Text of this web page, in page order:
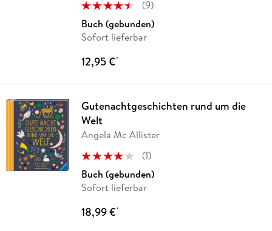
(9)
Buch (gebunden)
Sofort lieferbar
12,95 €*
Gutenachtgeschichten rund um die
Welt
Angela Mc Allister
(1)
Buch (gebunden)
Sofort lieferbar
18,99 €*